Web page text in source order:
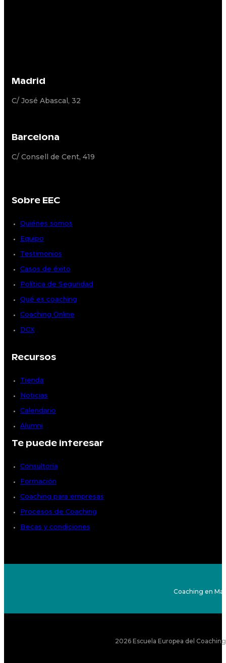
Madrid
C/ José Abascal, 32
Barcelona
C/ Consell de Cent, 419
Sobre EEC
Quiénes somos
Equipo
Testimonios
Casos de éxito
Política de Seguridad
Qué es coaching
Coaching Online
DCX
Recursos
Tienda
Noticias
Calendario
Alumni
Te puede interesar
Consultoría
Formación
Coaching para empresas
Procesos de Coaching
Becas y condiciones
Coaching en
2026 Escuela Europea del Coaching